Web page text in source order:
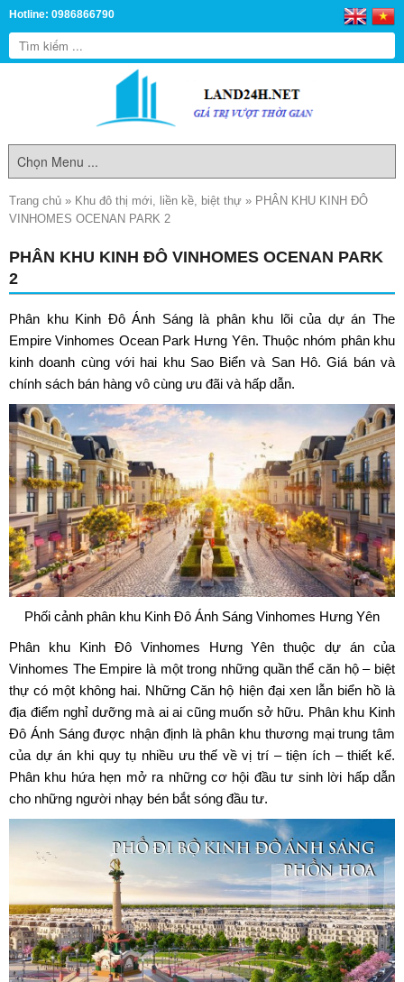
Hotline: 0986866790
Trang chủ » Khu đô thị mới, liền kề, biệt thự » PHÂN KHU KINH ĐÔ
VINHOMES OCENAN PARK 2
PHÂN KHU KINH ĐÔ VINHOMES OCENAN PARK
2
Phân khu Kinh Đô Ánh Sáng là phân khu lõi của dự án The
Empire Vinhomes Ocean Park Hưng Yên. Thuộc nhóm phân khu
kinh doanh cùng với hai khu Sao Biển và San Hô. Giá bán và
chính sách bán hàng vô cùng ưu đãi và hấp dẫn.
Phối cảnh phân khu Kinh Đô Ánh Sáng Vinhomes Hưng Yên
Phân khu Kinh Đô Vinhomes Hưng Yên thuộc dự án của
Vinhomes The Empire là một trong những quần thể căn hộ – biệt
thự có một không hai. Những Căn hộ hiện đại xen lẫn biển hồ là
địa điểm nghỉ dưỡng mà ai ai cũng muốn sở hữu. Phân khu Kinh
Đô Ánh Sáng được nhận định là phân khu thương mại trung tâm
của dự án khi quy tụ nhiều ưu thế về vị trí – tiện ích – thiết kế.
Phân khu hứa hẹn mở ra những cơ hội đầu tư sinh lời hấp dẫn
cho những người nhạy bén bắt sóng đầu tư.